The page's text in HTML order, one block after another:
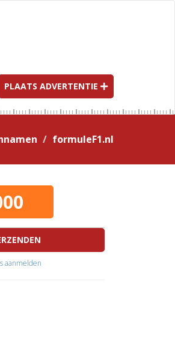
PLAATS ADVERTENTIE
formuleF1.nl
aanmelden